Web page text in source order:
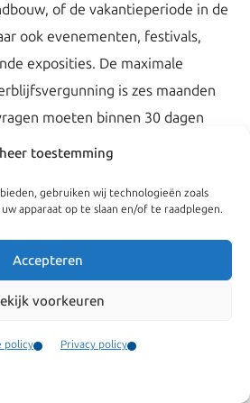
toestemming
gebruiken wij technologieën zoals
apparaat op te slaan en/of te raadplegen.
Accepteren
voorkeuren
policy Privacy policy
of de vakantieperiode in de
ook evenementen, festivals,
exposities. De maximale
is zes maanden
moeten binnen 30 dagen